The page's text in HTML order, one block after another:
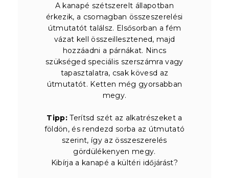
A kanapé szétszerelt állapotban
érkezik, a csomagban összeszerelési
útmutatót találsz. Elsősorban a fém
vázat kell összeillesztened, majd
hozzáadni a párnákat. Nincs
szükséged speciális szerszámra vagy
tapasztalatra, csak kövesd az
útmutatót. Ketten még gyorsabban
megy.
Tipp: Terítsd szét az alkatrészeket a
földön, és rendezd sorba az útmutató
szerint, így az összeszerelés
gördülékenyen megy.
Kibírja a kanapé a kültéri időjárást?